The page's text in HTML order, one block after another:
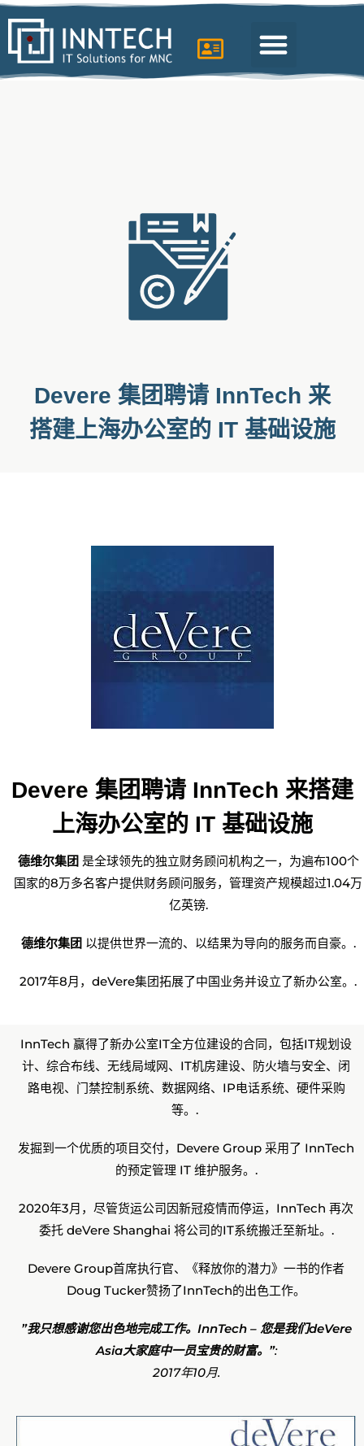
Devere 集团聘请 InnTech 来
搭建上海办公室的 IT 基础设施
Devere 集团聘请 InnTech 来搭建
上海办公室的 IT 基础设施
德维尔集团是全球领先的独立财务顾问机构之一，为遍布100个
国家的8万多名客户提供财务顾问服务，管理资产规模超过1.04万
亿英镑.
德维尔集团以提供世界一流的、以结果为导向的服务而自豪。.
2017年8月，deVere集团拓展了中国业务并设立了新办公室。.
InnTech 赢得了新办公室IT全方位建设的合同，包括IT规划设
计、综合布线、无线局域网、IT机房建设、防火墙与安全、闭
路电视、门禁控制系统、数据网络、IP电话系统、硬件采购
等。.
发掘到一个优质的项目交付，Devere Group 采用了 InnTech
的预定管理 IT 维护服务。.
2020年3月，尽管货运公司因新冠疫情而停运，InnTech 再次
委托 deVere Shanghai 将公司的IT系统搬迁至新址。.
Devere Group首席执行官、《释放你的潜力》一书的作者
Doug Tucker赞扬了InnTech的出色工作。
”我只想感谢您出色地完成工作。InnTech – 您是我们deVere
Asia大家庭中一员宝贵的财富。”:
2017年10月.